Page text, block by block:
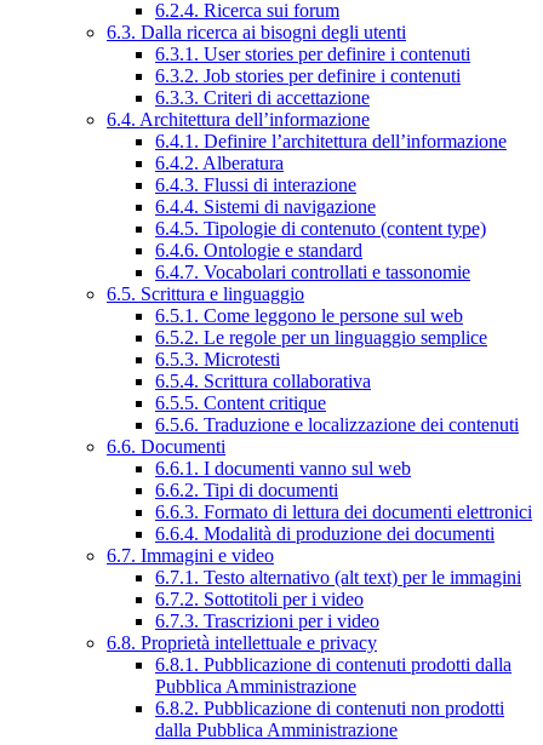
6.2.4. Ricerca sui forum
6.3. Dalla ricerca ai bisogni degli utenti
6.3.1. User stories per definire i contenuti
6.3.2. Job stories per definire i contenuti
6.3.3. Criteri di accettazione
6.4. Architettura dell’informazione
6.4.1. Definire l’architettura dell’informazione
6.4.2. Alberatura
6.4.3. Flussi di interazione
6.4.4. Sistemi di navigazione
6.4.5. Tipologie di contenuto (content type)
6.4.6. Ontologie e standard
6.4.7. Vocabolari controllati e tassonomie
6.5. Scrittura e linguaggio
6.5.1. Come leggono le persone sul web
6.5.2. Le regole per un linguaggio semplice
6.5.3. Microtesti
6.5.4. Scrittura collaborativa
6.5.5. Content critique
6.5.6. Traduzione e localizzazione dei contenuti
6.6. Documenti
6.6.1. I documenti vanno sul web
6.6.2. Tipi di documenti
6.6.3. Formato di lettura dei documenti elettronici
6.6.4. Modalità di produzione dei documenti
6.7. Immagini e video
6.7.1. Testo alternativo (alt text) per le immagini
6.7.2. Sottotitoli per i video
6.7.3. Trascrizioni per i video
6.8. Proprietà intellettuale e privacy
6.8.1. Pubblicazione di contenuti prodotti dalla
Pubblica Amministrazione
6.8.2. Pubblicazione di contenuti non prodotti
dalla Pubblica Amministrazione